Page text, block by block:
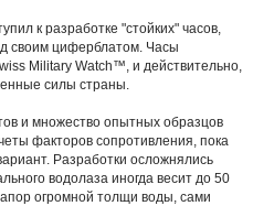
к разработке "стойких" часов,
своим циферблатом. Часы
Military Watch™, и действительно,
силы страны.
и множество опытных образцов
факторов сопротивления, пока
Разработки осложнялись
водолаза иногда весит до 50
огромной толщи воды, сами